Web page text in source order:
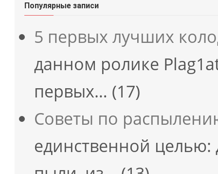
Популярные записи
5 первых лучших
данном ролике
первых… (17)
Советы по
единственной целью: